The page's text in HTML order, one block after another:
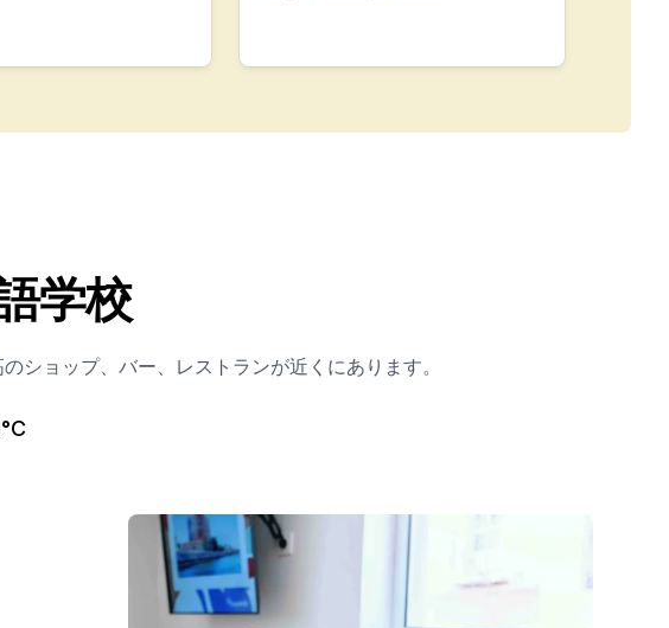
学校
ショップ、バー、レストランが近くにあります。